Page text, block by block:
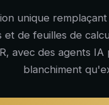
unique
et de feuilles de
avec des agents
blanchiment